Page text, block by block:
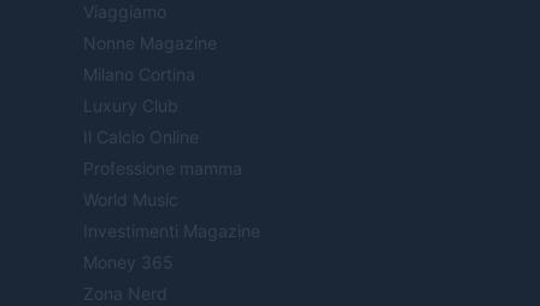
Viaggiamo
Nonne Magazine
Milano Cortina
Luxury Club
Il Calcio Online
Professione mamma
World Music
Investimenti Magazine
Money 365
Zona Nerd